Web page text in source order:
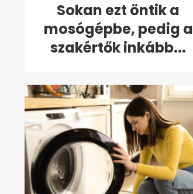
Sokan ezt öntik a
mosógépbe, pedig a
szakértők inkább...